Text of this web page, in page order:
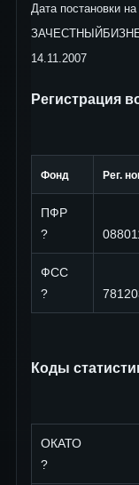
Дата постановки
14.11.2007
Регистрация
Фонд Рег.
ПФР
?
ФСС
?
Коды
ОКАТО
?